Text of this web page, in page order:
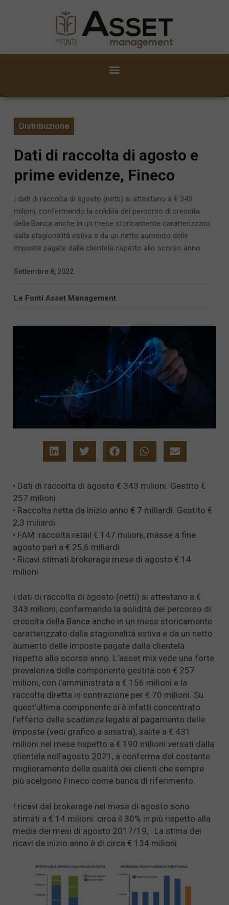
Distribuzione
Dati di raccolta di agosto e
prime evidenze, Fineco
I dati di raccolta di agosto (netti) si attestano a € 343
milioni, confermando la solidità del percorso di crescita
della Banca anche in un mese storicamente caratterizzato
dalla stagionalità estiva e da un netto aumento delle
imposte pagate dalla clientela rispetto allo scorso anno.
Settembre 8, 2022
Le Fonti Asset Management
• Dati di raccolta di agosto € 343 milioni. Gestito €
257 milioni
• Raccolta netta da inizio anno € 7 miliardi. Gestito €
2,3 miliardi
• FAM: raccolta retail € 147 milioni, masse a fine
agosto pari a € 25,6 miliardi
• Ricavi stimati brokerage mese di agosto € 14
milioni
I dati di raccolta di agosto (netti) si attestano a €
343 milioni, confermando la solidità del percorso di
crescita della Banca anche in un mese storicamente
caratterizzato dalla stagionalità estiva e da un netto
aumento delle imposte pagate dalla clientela
rispetto allo scorso anno. L’asset mix vede una forte
prevalenza della componente gestita con € 257
milioni, con l’amministrata a € 156 milioni e la
raccolta diretta in contrazione per € 70 milioni. Su
quest’ultima componente si è infatti concentrato
l’effetto delle scadenze legate al pagamento delle
imposte (vedi grafico a sinistra), salite a € 431
milioni nel mese rispetto a € 190 milioni versati dalla
clientela nell’agosto 2021, a conferma del costante
miglioramento della qualità dei clienti che sempre
più scelgono Fineco come banca di riferimento.
I ricavi del brokerage nel mese di agosto sono
stimati a € 14 milioni: circa il 30% in più rispetto alla
media dei mesi di agosto 2017/19, . La stima dei
ricavi da inizio anno è di circa € 134 milioni